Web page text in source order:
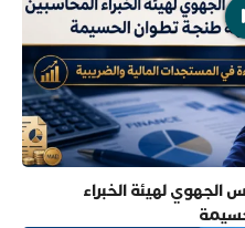
لهيئة الخبراء